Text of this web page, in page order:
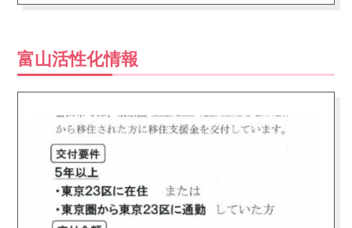
富山活性化情報